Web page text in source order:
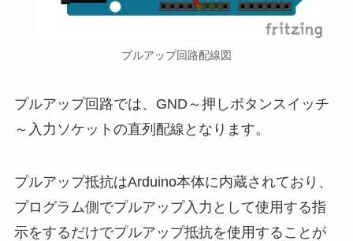
プルアップ回路配線図
プルアップ回路では、GND～押しボタンスイッチ
～入力ソケットの直列配線となります。
プルアップ抵抗はArduino本体に内蔵されており、
プログラム側でプルアップ入力として使用する指
示をするだけでプルアップ抵抗を使用することが